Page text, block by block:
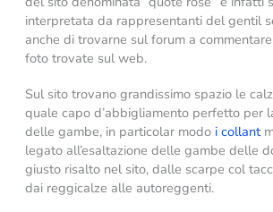
interpretata da rappresentanti del gentil
anche di trovarne sul forum a
foto trovate sul web.
Sul sito trovano grandissimo spazio le
quale capo d’abbigliamento perfetto per
delle gambe, in particolar modo i collant
legato all’esaltazione delle gambe delle
giusto risalto nel sito, dalle scarpe col
dai reggicalze alle autoreggenti.